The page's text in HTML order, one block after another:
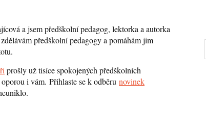
a jsem předškolní pedagog, lektorka a autorka
předškolní pedagogy a pomáhám jim
prošly už tisíce spokojených předškolních
i vám. Přihlaste se k odběru novinek